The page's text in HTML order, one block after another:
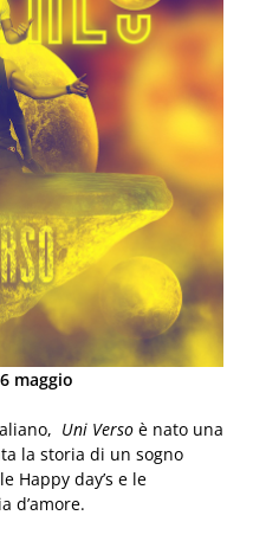
maggio
Uni Verso è nato una
la storia di un sogno
Happy day’s e le
d’amore.